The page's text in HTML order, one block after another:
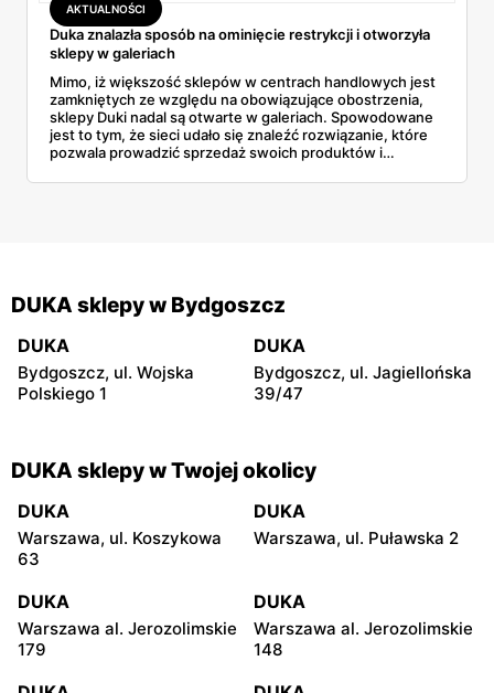
AKTUALNOŚCI
Duka znalazła sposób na ominięcie restrykcji i otworzyła
sklepy w galeriach
Mimo, iż większość sklepów w centrach handlowych jest
zamkniętych ze względu na obowiązujące obostrzenia,
sklepy Duki nadal są otwarte w galeriach. Spowodowane
jest to tym, że sieci udało się znaleźć rozwiązanie, które
pozwala prowadzić sprzedaż swoich produktów i
Przeczytaj!
DUKA sklepy w Bydgoszcz
DUKA
Bydgoszcz, ul. Wojska
Polskiego 1
DUKA
Bydgoszcz, ul. Jagiellońska
39/47
DUKA sklepy w Twojej okolicy
DUKA
Warszawa, ul. Koszykowa
63
DUKA
Warszawa, ul. Puławska 2
DUKA
Warszawa al. Jerozolimskie
179
DUKA
Warszawa al. Jerozolimskie
148